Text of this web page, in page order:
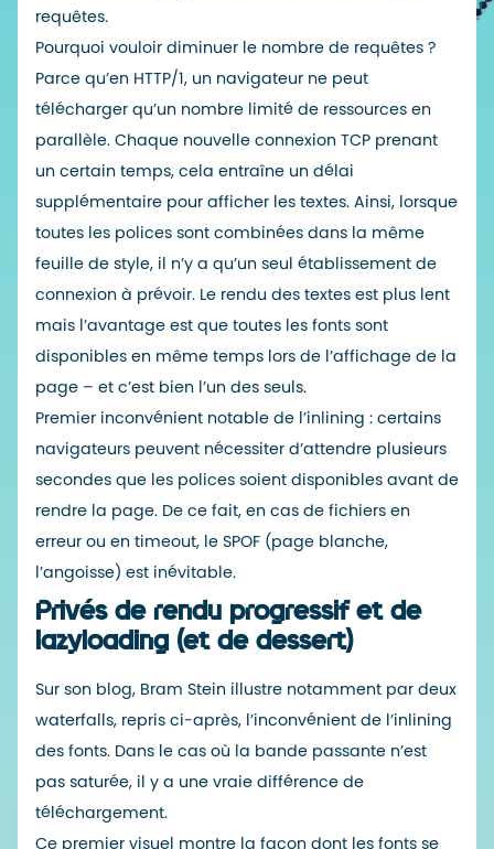
requêtes.
Pourquoi vouloir diminuer le nombre de requêtes ?
Parce qu’en HTTP/1, un navigateur ne peut
télécharger qu’un nombre limité de ressources en
parallèle. Chaque nouvelle connexion TCP prenant
un certain temps, cela entraîne un délai
supplémentaire pour afficher les textes. Ainsi, lorsque
toutes les polices sont combinées dans la même
feuille de style, il n’y a qu’un seul établissement de
connexion à prévoir. Le rendu des textes est plus lent
mais l’avantage est que toutes les fonts sont
disponibles en même temps lors de l’affichage de la
page – et c’est bien l’un des seuls.
Premier inconvénient notable de l’inlining : certains
navigateurs peuvent nécessiter d’attendre plusieurs
secondes que les polices soient disponibles avant de
rendre la page. De ce fait, en cas de fichiers en
erreur ou en timeout, le SPOF (page blanche,
l’angoisse) est inévitable.
Privés de rendu progressif et de
lazyloading (et de dessert)
Sur son blog, Bram Stein illustre notamment par deux
waterfalls, repris ci-après, l’inconvénient de l’inlining
des fonts. Dans le cas où la bande passante n’est
pas saturée, il y a une vraie différence de
téléchargement.
Ce premier visuel montre la façon dont les fonts se